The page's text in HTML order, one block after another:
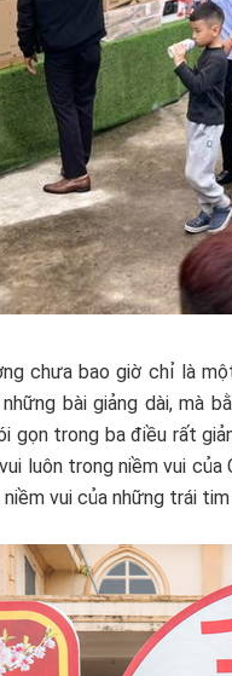
chưa bao giờ chỉ là
bài giảng dài, mà
gọn trong ba điều rất
luôn trong niềm vui
vui của những trái